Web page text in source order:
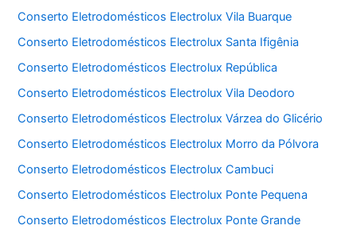
Conserto Eletrodomésticos Electrolux Vila Buarque
Conserto Eletrodomésticos Electrolux Santa Ifigênia
Conserto Eletrodomésticos Electrolux República
Conserto Eletrodomésticos Electrolux Vila Deodoro
Conserto Eletrodomésticos Electrolux Várzea do Glicério
Conserto Eletrodomésticos Electrolux Morro da Pólvora
Conserto Eletrodomésticos Electrolux Cambuci
Conserto Eletrodomésticos Electrolux Ponte Pequena
Conserto Eletrodomésticos Electrolux Ponte Grande